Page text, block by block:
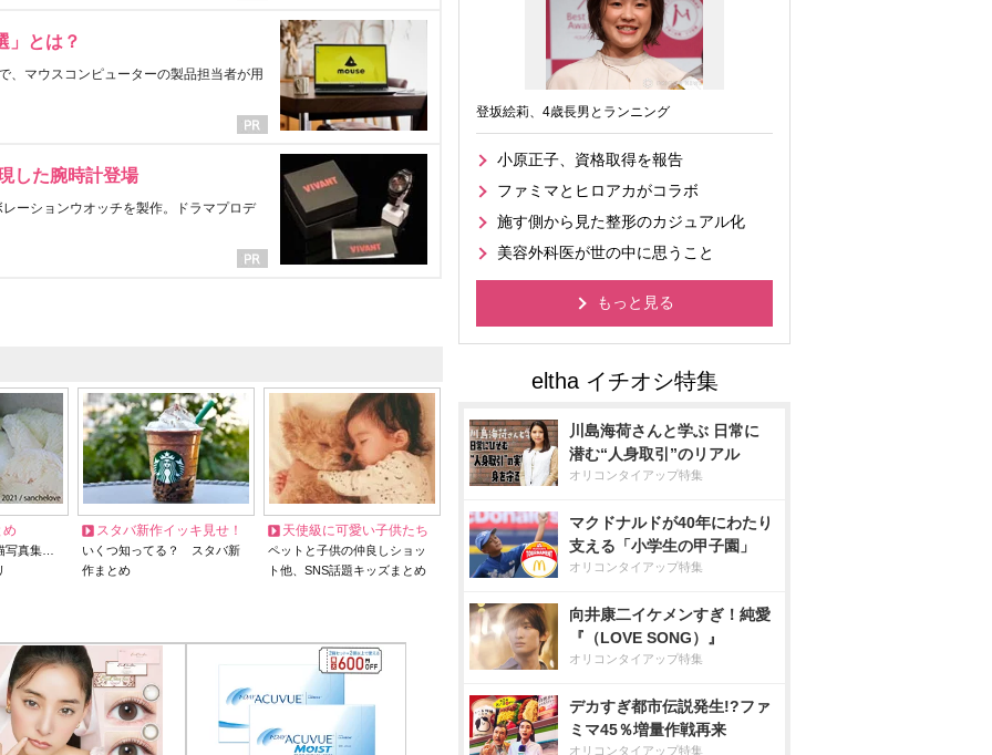
」とは？
、マウスコンピューターの製品担当者が用
した腕時計登場
ーションウオッチを製作。ドラマプロデ
め
写真集…
スタバ新作イッキ見せ！
いくつ知ってる？ スタバ新
作まとめ
天使級に可愛い子供たち
ペットと子供の仲良しショッ
ト他、SNS話題キッズまとめ
登坂絵莉、4歳長男とランニング
小原正子、資格取得を報告
ファミマとヒロアカがコラボ
施す側から見た整形のカジュアル化
美容外科医が世の中に思うこと
もっと見る
川島海荷さんと学ぶ 日常に
潜む“人身取引”のリアル
オリコンタイアップ特集
マクドナルドが40年にわたり
支える「小学生の甲子園」
オリコンタイアップ特集
向井康二イケメンすぎ！純愛
『（LOVE SONG）』
オリコンタイアップ特集
デカすぎ都市伝説発生!?ファ
ミマ45％増量作戦再来
オリコンタイアップ特集